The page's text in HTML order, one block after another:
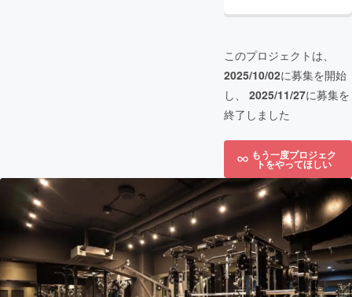
このプロジェクトは、
2025/10/02に募集を開始
し、 2025/11/27に募集を
終了しました
もう一度プロジェク
トをやってほしい